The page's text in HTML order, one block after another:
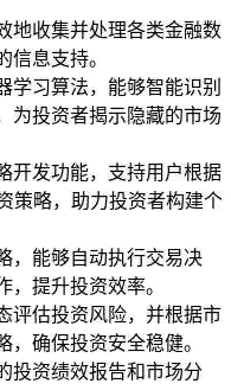
地收集并处理各类金融数
信息支持。
学习算法，能够智能识别
为投资者揭示隐藏的市场
开发功能，支持用户根据
策略，助力投资者构建个
，能够自动执行交易决
，提升投资效率。
评估投资风险，并根据市
确保投资安全稳健。
投资绩效报告和市场分